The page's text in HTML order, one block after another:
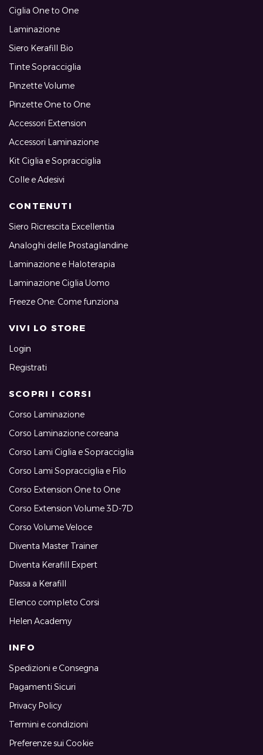
Ciglia One to One
Laminazione
Siero Kerafill Bio
Tinte Sopracciglia
Pinzette Volume
Pinzette One to One
Accessori Extension
Accessori Laminazione
Kit Ciglia e Sopracciglia
Colle e Adesivi
CONTENUTI
Siero Ricrescita Excellentia
Analoghi delle Prostaglandine
Laminazione e Haloterapia
Laminazione Ciglia Uomo
Freeze One: Come funziona
VIVI LO STORE
Login
Registrati
SCOPRI I CORSI
Corso Laminazione
Corso Laminazione coreana
Corso Lami Ciglia e Sopracciglia
Corso Lami Sopracciglia e Filo
Corso Extension One to One
Corso Extension Volume 3D-7D
Corso Volume Veloce
Diventa Master Trainer
Diventa Kerafill Expert
Passa a Kerafill
Elenco completo Corsi
Helen Academy
INFO
Spedizioni e Consegna
Pagamenti Sicuri
Privacy Policy
Termini e condizioni
Preferenze sui Cookie